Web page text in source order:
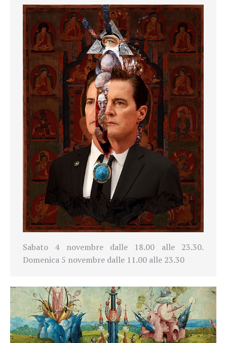
Sabato 4 novembre dalle 18.00 alle 23.30.
Domenica 5 novembre dalle 11.00 alle 23.30